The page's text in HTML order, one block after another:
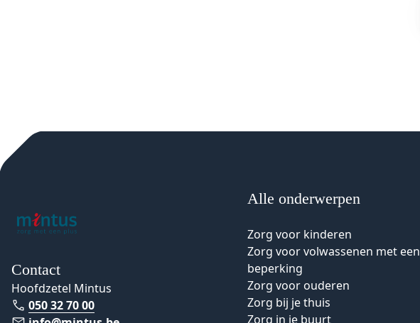
Contact
Hoofdzetel Mintus
050 32 70 00
Alle onderwerpen
Zorg voor kinderen
Zorg voor volwassenen met een
beperking
Zorg voor ouderen
Zorg bij je thuis
Zorg in je buurt